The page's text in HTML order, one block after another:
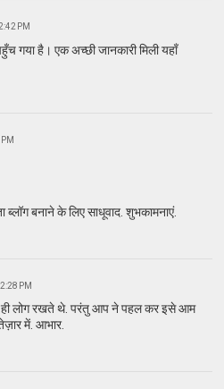
PM
गया है। एक अच्छी जानकारी मिली यहाँ
ब्लॉग बनाने के लिए साधूवाद. शुभकामनाएं.
PM
लोग रखते थे. परंतु आप ने पहल कर इसे आम
में. आभार.